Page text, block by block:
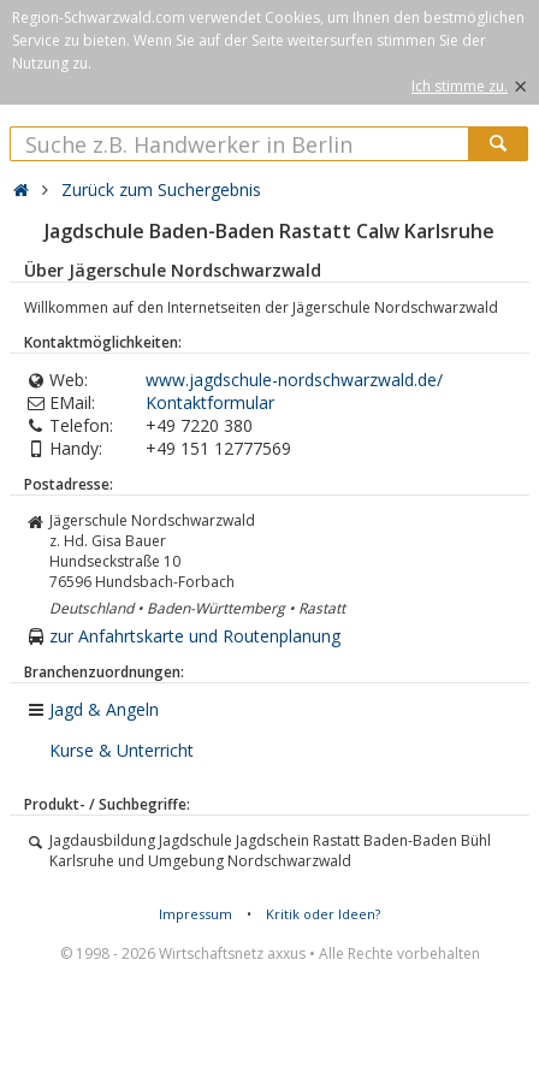
Region-Schwarzwald.com verwendet Cookies, um Ihnen den bestmöglichen
Service zu bieten. Wenn Sie auf der Seite weitersurfen stimmen Sie der
Nutzung zu.
Ich stimme zu. ×
Zurück zum Suchergebnis
Jagdschule Baden-Baden Rastatt Calw Karlsruhe
Über Jägerschule Nordschwarzwald
Willkommen auf den Internetseiten der Jägerschule Nordschwarzwald
Kontaktmöglichkeiten:
Web:
www.jagdschule-nordschwarzwald.de/
EMail:
Kontaktformular
Telefon:
+49 7220 380
Handy:
+49 151 12777569
Postadresse:
Jägerschule Nordschwarzwald
z. Hd. Gisa Bauer
Hundseckstraße 10
76596 Hundsbach-Forbach
Deutschland • Baden-Württemberg • Rastatt
zur Anfahrtskarte und Routenplanung
Branchenzuordnungen:
Jagd & Angeln
Kurse & Unterricht
Produkt- / Suchbegriffe:
Jagdausbildung Jagdschule Jagdschein Rastatt Baden-Baden Bühl
Karlsruhe und Umgebung Nordschwarzwald
Impressum • Kritik oder Ideen?
© 1998 - 2026 Wirtschaftsnetz axxus • Alle Rechte vorbehalten